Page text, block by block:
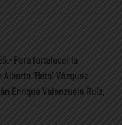
Para fortalecer la
‘Beto’ Vázquez
Enrique Valenzuela Ruíz,